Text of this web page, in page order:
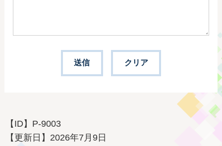
【ID】 P-9003
【更新日】 2026年7月9日